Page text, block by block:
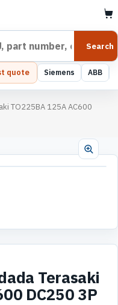
Search
quote Siemens ABB
TO225BA 125A AC600
Terasaki
DC250 3P